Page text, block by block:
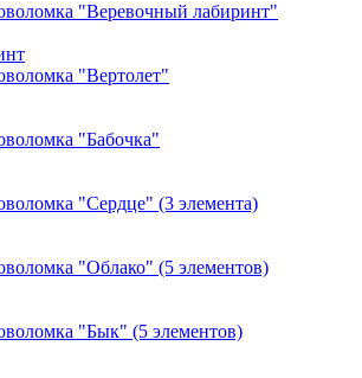
"Веревочный лабиринт"
"Вертолет"
"Бабочка"
"Сердце" (3 элемента)
"Облако" (5 элементов)
"Бык" (5 элементов)